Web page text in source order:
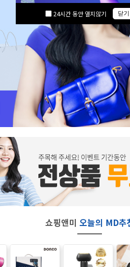
24시간 동안 열지않기 닫기
쇼핑앤미 오늘의 MD추